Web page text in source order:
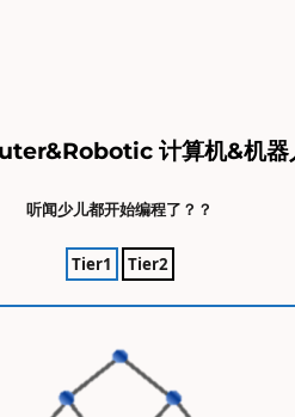
计算机&机器
听闻少儿都开始编程了？？
Tier1 Tier2